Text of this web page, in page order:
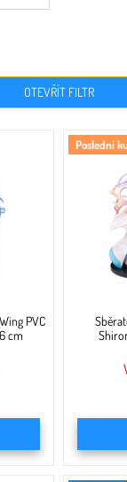
OTEVŘÍT FILTR
PVC
cm
Poslední